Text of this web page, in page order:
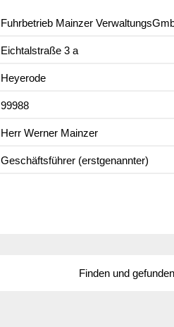
Fuhrbetrieb Mainzer
Eichtalstraße 3 a
Heyerode
99988
Herr Werner Mainzer
Geschäftsführer (erstgenannter)
Finden und